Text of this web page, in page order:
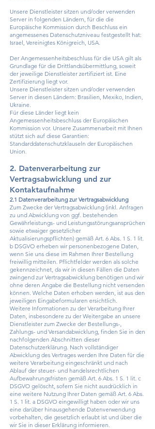
Unsere Dienstleister sitzen und/oder verwenden
Server in folgenden Ländern, für die die
Europäische Kommission durch Beschluss ein
angemessenes Datenschutzniveau festgestellt hat:
Israel, Vereinigtes Königreich, USA.
Der Angemessenheitsbeschluss für die USA gilt als
Grundlage für die Drittlandsübermittlung, soweit
der jeweilige Dienstleister zertifiziert ist. Eine
Zertifizierung liegt vor.
Unsere Dienstleister sitzen und/oder verwenden
Server in diesen Ländern: Brasilien, Mexiko, Indien,
Ukraine.
Für diese Länder liegt kein
Angemessenheitsbeschluss der Europäischen
Kommission vor. Unsere Zusammenarbeit mit Ihnen
stützt sich auf diese Garantien:
Standarddatenschutzklauseln der Europäischen
Union.
2. Datenverarbeitung zur
Vertragsabwicklung und zur
Kontaktaufnahme
2.1 Datenverarbeitung zur Vertragsabwicklung
Zum Zwecke der Vertragsabwicklung (inkl. Anfragen
zu und Abwicklung von ggf. bestehenden
Gewährleistungs- und Leistungsstörungsansprüchen
sowie etwaiger gesetzlicher
Aktualisierungspflichten) gemäß Art. 6 Abs. 1 S. 1 lit.
b DSGVO erheben wir personenbezogene Daten,
wenn Sie uns diese im Rahmen Ihrer Bestellung
freiwillig mitteilen. Pflichtfelder werden als solche
gekennzeichnet, da wir in diesen Fällen die Daten
zwingend zur Vertragsabwicklung benötigen und wir
ohne deren Angabe die Bestellung nicht versenden
können. Welche Daten erhoben werden, ist aus den
jeweiligen Eingabeformularen ersichtlich.
Weitere Informationen zu der Verarbeitung Ihrer
Daten, insbesondere zu der Weitergabe an unsere
Dienstleister zum Zwecke der Bestellungs-,
Zahlungs- und Versandabwicklung, finden Sie in den
nachfolgenden Abschnitten dieser
Datenschutzerklärung. Nach vollständiger
Abwicklung des Vertrages werden Ihre Daten für die
weitere Verarbeitung eingeschränkt und nach
Ablauf der steuer- und handelsrechtlichen
Aufbewahrungsfristen gemäß Art. 6 Abs. 1 S. 1 lit. c
DSGVO gelöscht, sofern Sie nicht ausdrücklich in
eine weitere Nutzung Ihrer Daten gemäß Art. 6 Abs.
1 S. 1 lit. a DSGVO eingewilligt haben oder wir uns
eine darüber hinausgehende Datenverwendung
vorbehalten, die gesetzlich erlaubt ist und über die
wir Sie in dieser Erklärung informieren.